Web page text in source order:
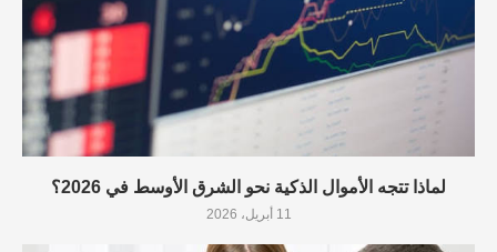
لماذا تتجه الأموال الذكية نحو الشرق الأوسط في 2026؟
11 أبريل، 2026